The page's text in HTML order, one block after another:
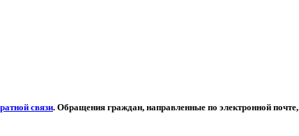
связи. Обращения граждан, направленные по электронной почте,